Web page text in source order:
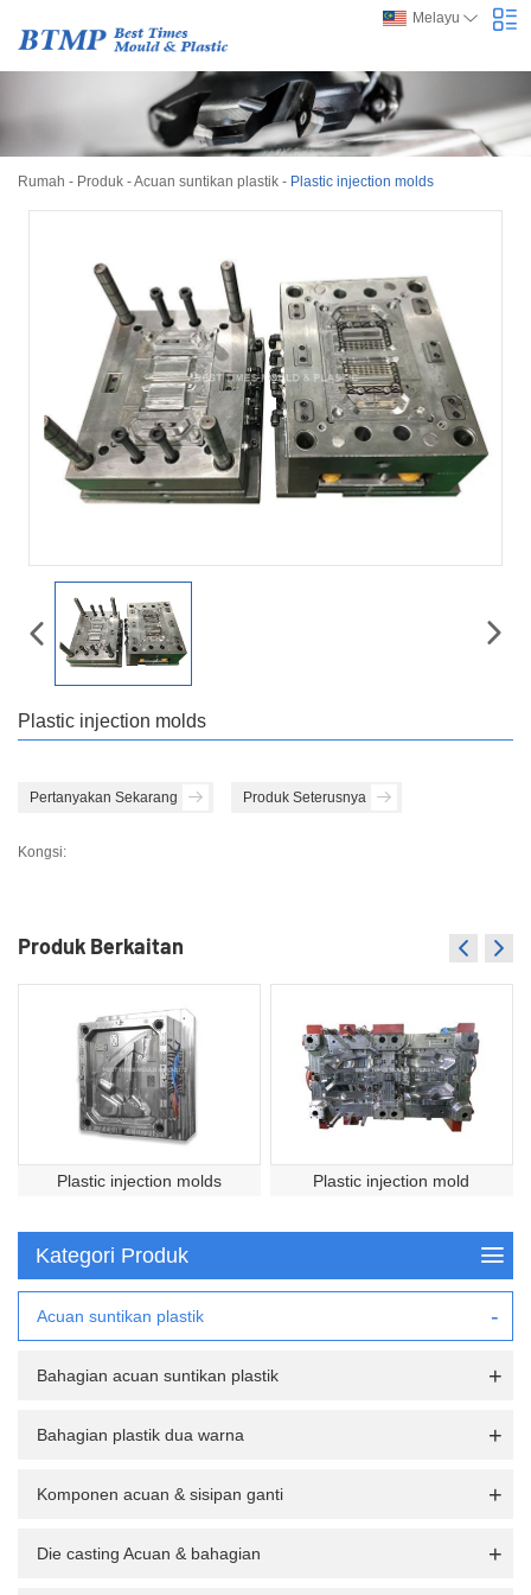
Melayu
Rumah - Produk -Acuan suntikan plastik - Plastic injection molds
Plastic injection molds
Pertanyakan Sekarang Produk Seterusnya
Kongsi:
Produk Berkaitan
Plastic injection molds Plastic injection mold
Kategori Produk
Acuan suntikan plastik
Bahagian acuan suntikan plastik
Bahagian plastik dua warna
Komponen acuan & sisipan ganti
Die casting Acuan & bahagian